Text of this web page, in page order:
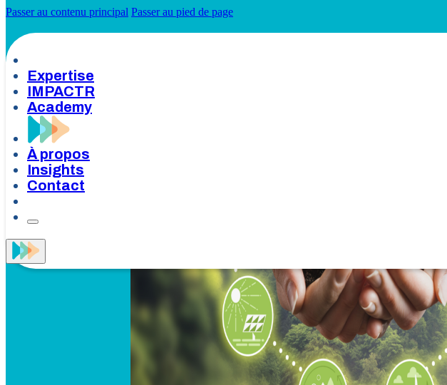
Passer au contenu principal Passer au pied de page
Expertise
IMPACTR
Academy
À propos
Insights
Contact